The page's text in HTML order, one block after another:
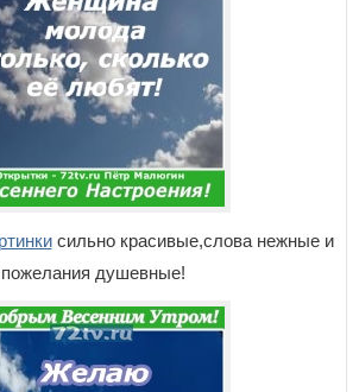
сильно красивые,слова нежные и
пожелания душевные!